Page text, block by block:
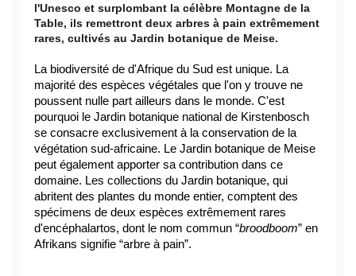
l'Unesco et surplombant la célèbre Montagne de la
Table, ils remettront deux arbres à pain extrêmement
rares, cultivés au Jardin botanique de Meise.
La biodiversité de d'Afrique du Sud est unique. La
majorité des espèces végétales que l'on y trouve ne
poussent nulle part ailleurs dans le monde. C'est
pourquoi le Jardin botanique national de Kirstenbosch
se consacre exclusivement à la conservation de la
végétation sud-africaine. Le Jardin botanique de Meise
peut également apporter sa contribution dans ce
domaine. Les collections du Jardin botanique, qui
abritent des plantes du monde entier, comptent des
spécimens de deux espèces extrêmement rares
d'encéphalartos, dont le nom commun “broodboom” en
Afrikans signifie “arbre à pain”.